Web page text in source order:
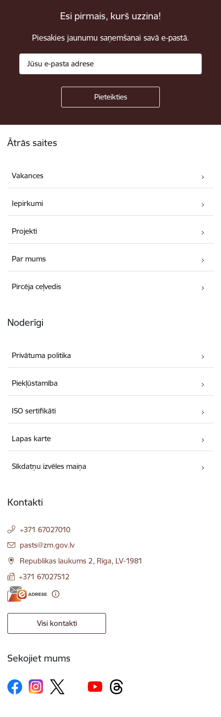
Esi pirmais, kurš uzzina!
Piesakies jaunumu saņemšanai savā e-pastā.
Ātrās saites
Vakances
Iepirkumi
Projekti
Par mums
Pircēja ceļvedis
Noderīgi
Privātuma politika
Piekļūstamība
ISO sertifikāti
Lapas karte
Sīkdatņu izvēles maiņa
Kontakti
+371 67027010
E-pasts:
pasts@zm.gov.lv
Republikas laukums 2, Rīga, LV-1981
+371 67027512
Visi kontakti
Sekojiet mums